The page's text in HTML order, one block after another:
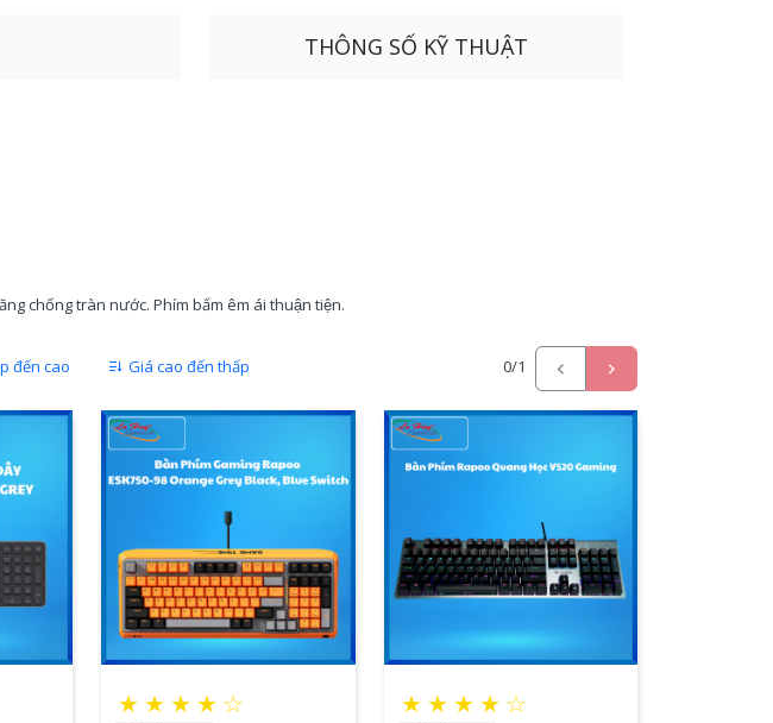
chống tràn nước. Phím bấm êm ái thuận tiện.
THÔNG SỐ KỸ THUẬT
đến cao Giá cao đến thấp 0/1
★ ★ ★ ★ ☆ ★ ★ ★ ★ ☆